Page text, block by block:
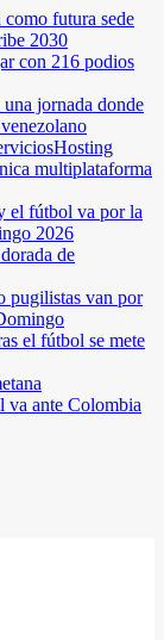
futura sede
2030
con 216 podios
jornada donde
multiplataforma
el fútbol va por la
2026
de
pugilistas van por
el fútbol se mete
va ante Colombia